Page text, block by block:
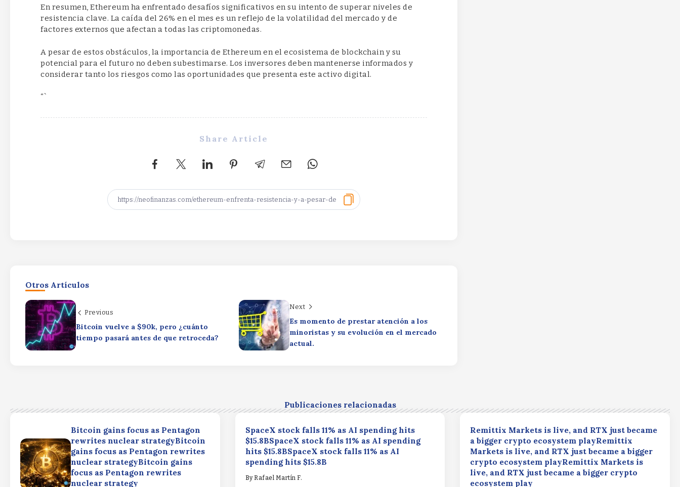
En resumen, Ethereum ha enfrentado desafíos significativos en su intento de superar niveles de
resistencia clave. La caída del 26% en el mes es un reflejo de la volatilidad del mercado y de
factores externos que afectan a todas las criptomonedas.
A pesar de estos obstáculos, la importancia de Ethereum en el ecosistema de blockchain y su
potencial para el futuro no deben subestimarse. Los inversores deben mantenerse informados y
considerar tanto los riesgos como las oportunidades que presenta este activo digital.
“`
Share Article
Otros Artículos
Previous
Bitcoin vuelve a $90k, pero ¿cuánto
tiempo pasará antes de que retroceda?
Next
Es momento de prestar atención a los
minoristas y su evolución en el mercado
actual.
Publicaciones relacionadas
Bitcoin gains focus as Pentagon
rewrites nuclear strategyBitcoin
gains focus as Pentagon rewrites
nuclear strategyBitcoin gains
focus as Pentagon rewrites
nuclear strategy
SpaceX stock falls 11% as AI spending hits
$15.8BSpaceX stock falls 11% as AI spending
hits $15.8BSpaceX stock falls 11% as AI
spending hits $15.8B
ByRafael Martín F.
Remittix Markets is live, and RTX just became
a bigger crypto ecosystem playRemittix
Markets is live, and RTX just became a bigger
crypto ecosystem playRemittix Markets is
live, and RTX just became a bigger crypto
ecosystem play